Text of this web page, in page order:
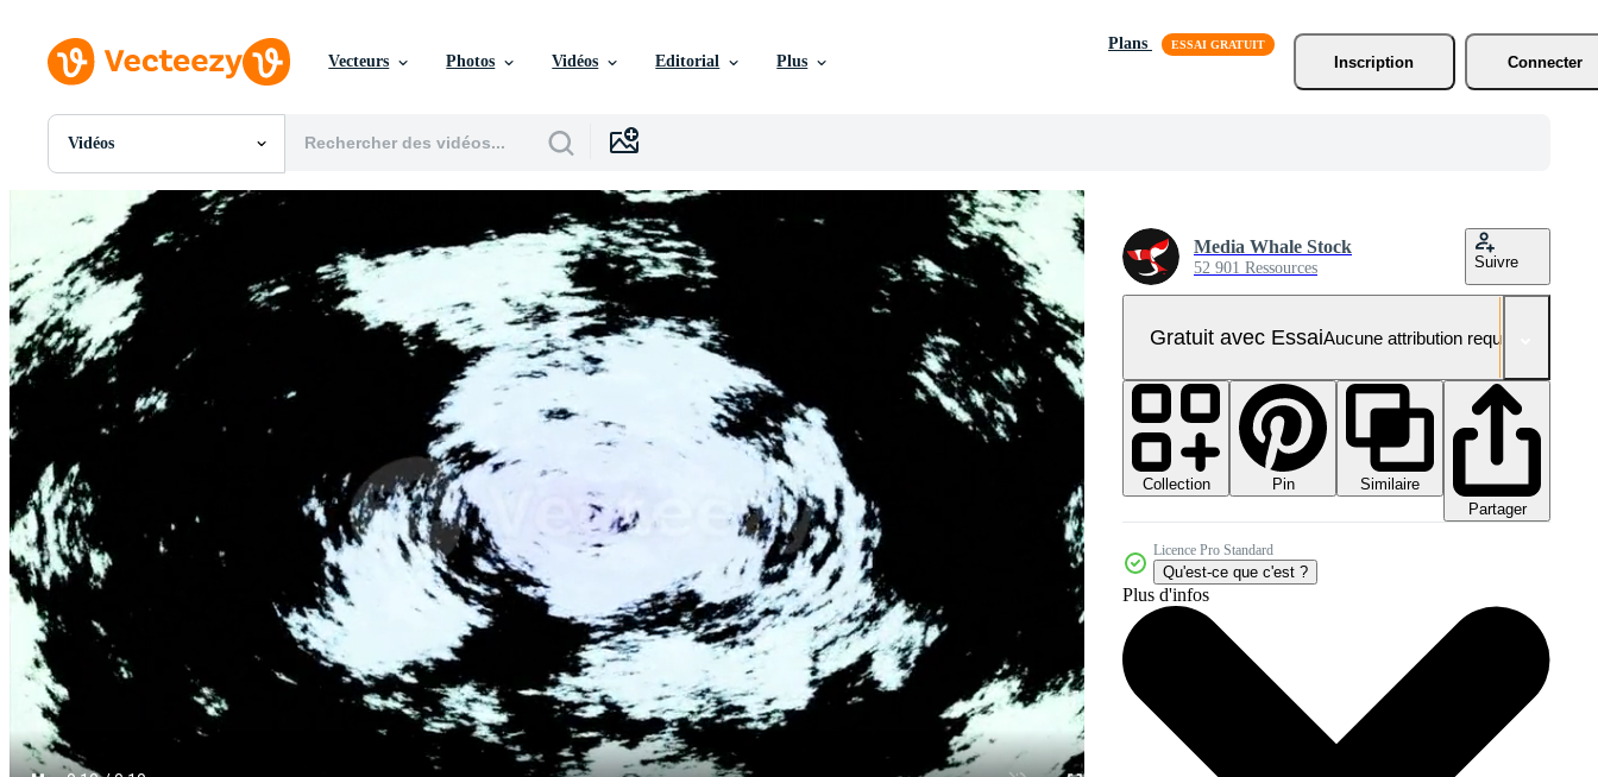
Vecteurs Photos Vidéos Editorial Plus
Plans
Inscription
Connecter
Vidéos
Toutes Images
Photos
PNGs
PSDs
SVGs
Modèles
Vecteurs
Vidéos
Motion graphics
Images Éditoriales
Événements Éditoriaux
Media Whale Stock
52 901 Ressources Suivre
Gratuit avec EssaiAucune attribution requise
Collection Pin
Similaire
Partager
Licence Pro Standard
Qu'est-ce que c'est ?
Plus d'infos